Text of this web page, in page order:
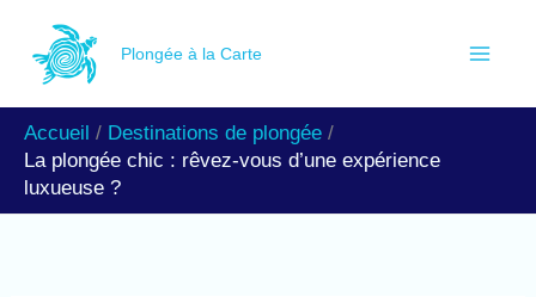
contenu
Plongée à la Carte
Accueil
Destinations de plongée
La plongée chic : rêvez-vous d’une expérience
luxueuse ?
e
h
e
r